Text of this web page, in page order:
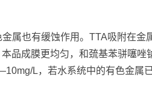
属也有缓蚀作用。TTA吸附在金
品成膜更均匀，和巯基苯骈噻唑
L，若水系统中的有色金属